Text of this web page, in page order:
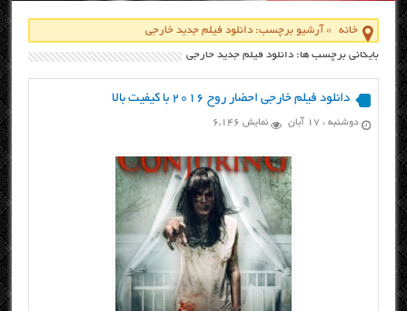
خانه » آرشیو برچسب: دانلود فیلم جدید خارجی
بایگانی برچسب ها: دانلود فیلم جدید خارجی
دانلود فیلم خارجی احضار روح ۲۰۱۶ با کیفیت بالا
دوشنبه ، ۱۷ آبان نمایش 6,146